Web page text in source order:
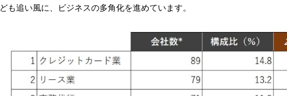
ども追い風に、ビジネスの多角化を進めています。